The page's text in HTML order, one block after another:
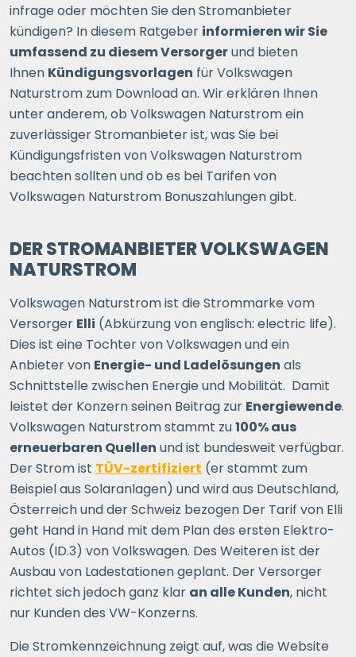
infrage oder möchten Sie den Stromanbieter
kündigen? In diesem Ratgeber informieren wir Sie
umfassend zu diesem Versorgerund bieten
Ihnen Kündigungsvorlagen für Volkswagen
Naturstrom zum Download an. Wir erklären Ihnen
unter anderem, ob Volkswagen Naturstrom ein
zuverlässiger Stromanbieter ist, was Sie bei
Kündigungsfristen von Volkswagen Naturstrom
beachten sollten und ob es bei Tarifen von
Volkswagen Naturstrom Bonuszahlungen gibt.
DER STROMANBIETER VOLKSWAGEN
NATURSTROM
Volkswagen Naturstrom ist die Strommarke vom
Versorger Elli (Abkürzung von englisch: electric life).
Dies ist eine Tochter von Volkswagen und ein
Anbieter von Energie- und Ladelösungen als
Schnittstelle zwischen Energie und Mobilität. Damit
leistet der Konzern seinen Beitrag zur Energiewende.
Volkswagen Naturstrom stammt zu100% aus
erneuerbaren Quellen und ist bundesweit verfügbar.
Der Strom ist TÜV-zertifiziert (er stammt zum
Beispiel aus Solaranlagen) und wird aus Deutschland,
Österreich und der Schweiz bezogen Der Tarif von Elli
geht Hand in Hand mit dem Plan des ersten Elektro-
Autos (ID.3) von Volkswagen. Des Weiteren ist der
Ausbau von Ladestationen geplant. Der Versorger
richtet sich jedoch ganz klar an alle Kunden, nicht
nur Kunden des VW-Konzerns.
Die Stromkennzeichnung zeigt auf, was die Website